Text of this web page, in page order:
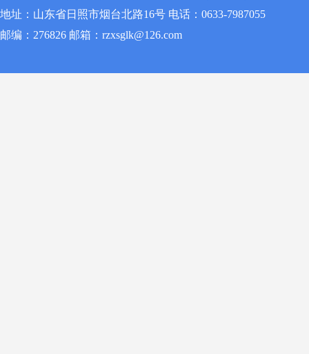
地址：山东省日照市烟台北路16号 电话：0633-7987055
邮编：276826 邮箱：rzxsglk@126.com